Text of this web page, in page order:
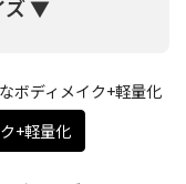
ズ ▼
ボディメイク+軽量化
+軽量化